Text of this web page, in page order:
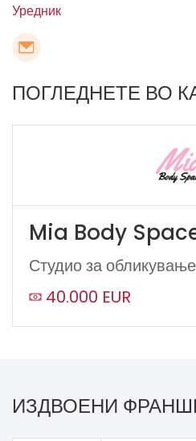
Уредник
ПОГЛЕДНЕТЕ ВО
Mia Body
Студио за
40.000 EUR
ИЗДВОЕНИ